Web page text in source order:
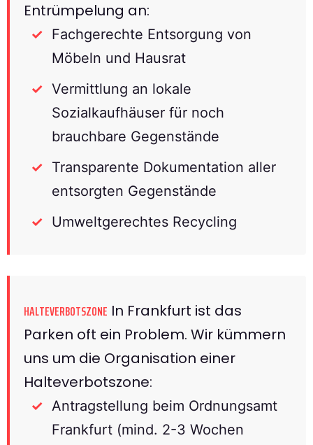
Entrümpelung an:
Fachgerechte Entsorgung von
Möbeln und Hausrat
Vermittlung an lokale
Sozialkaufhäuser für noch
brauchbare Gegenstände
Transparente Dokumentation aller
entsorgten Gegenstände
Umweltgerechtes Recycling
HALTEVERBOTSZONE In Frankfurt ist das
Parken oft ein Problem. Wir kümmern
uns um die Organisation einer
Halteverbotszone:
Antragstellung beim Ordnungsamt
Frankfurt (mind. 2-3 Wochen